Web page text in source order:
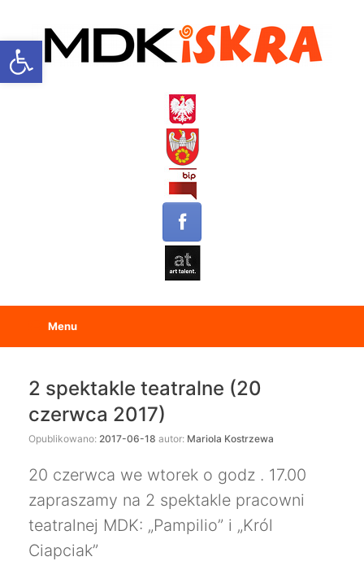
Open toolbar
Menu
2 spektakle teatralne (20
czerwca 2017)
Opublikowano: 2017-06-18 autor: Mariola Kostrzewa
20 czerwca we wtorek o godz . 17.00
zapraszamy na 2 spektakle pracowni
teatralnej MDK: „Pampilio” i „Król
Ciapciak”